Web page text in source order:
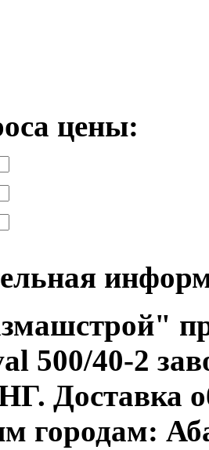
цены:
500/40-2
Доставка
городам: